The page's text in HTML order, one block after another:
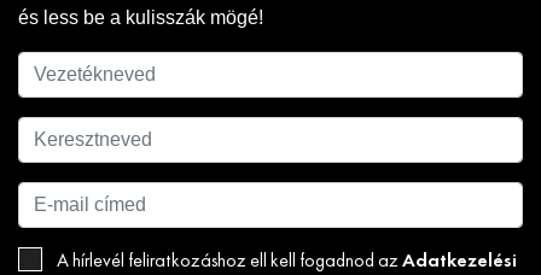
és less be a kulisszák mögé!
A hírlevél feliratkozáshoz ell kell fogadnod az Adatkezelési